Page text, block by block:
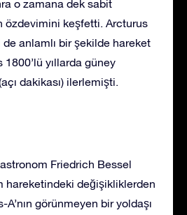
o zamana dek sabit
özdevimini keşfetti. Arcturus
de anlamlı bir şekilde hareket
yıllarda güney
dakikası) ilerlemişti.
Friedrich Bessel
hareketindeki değişikliklerden
görünmeyen bir yoldaşı